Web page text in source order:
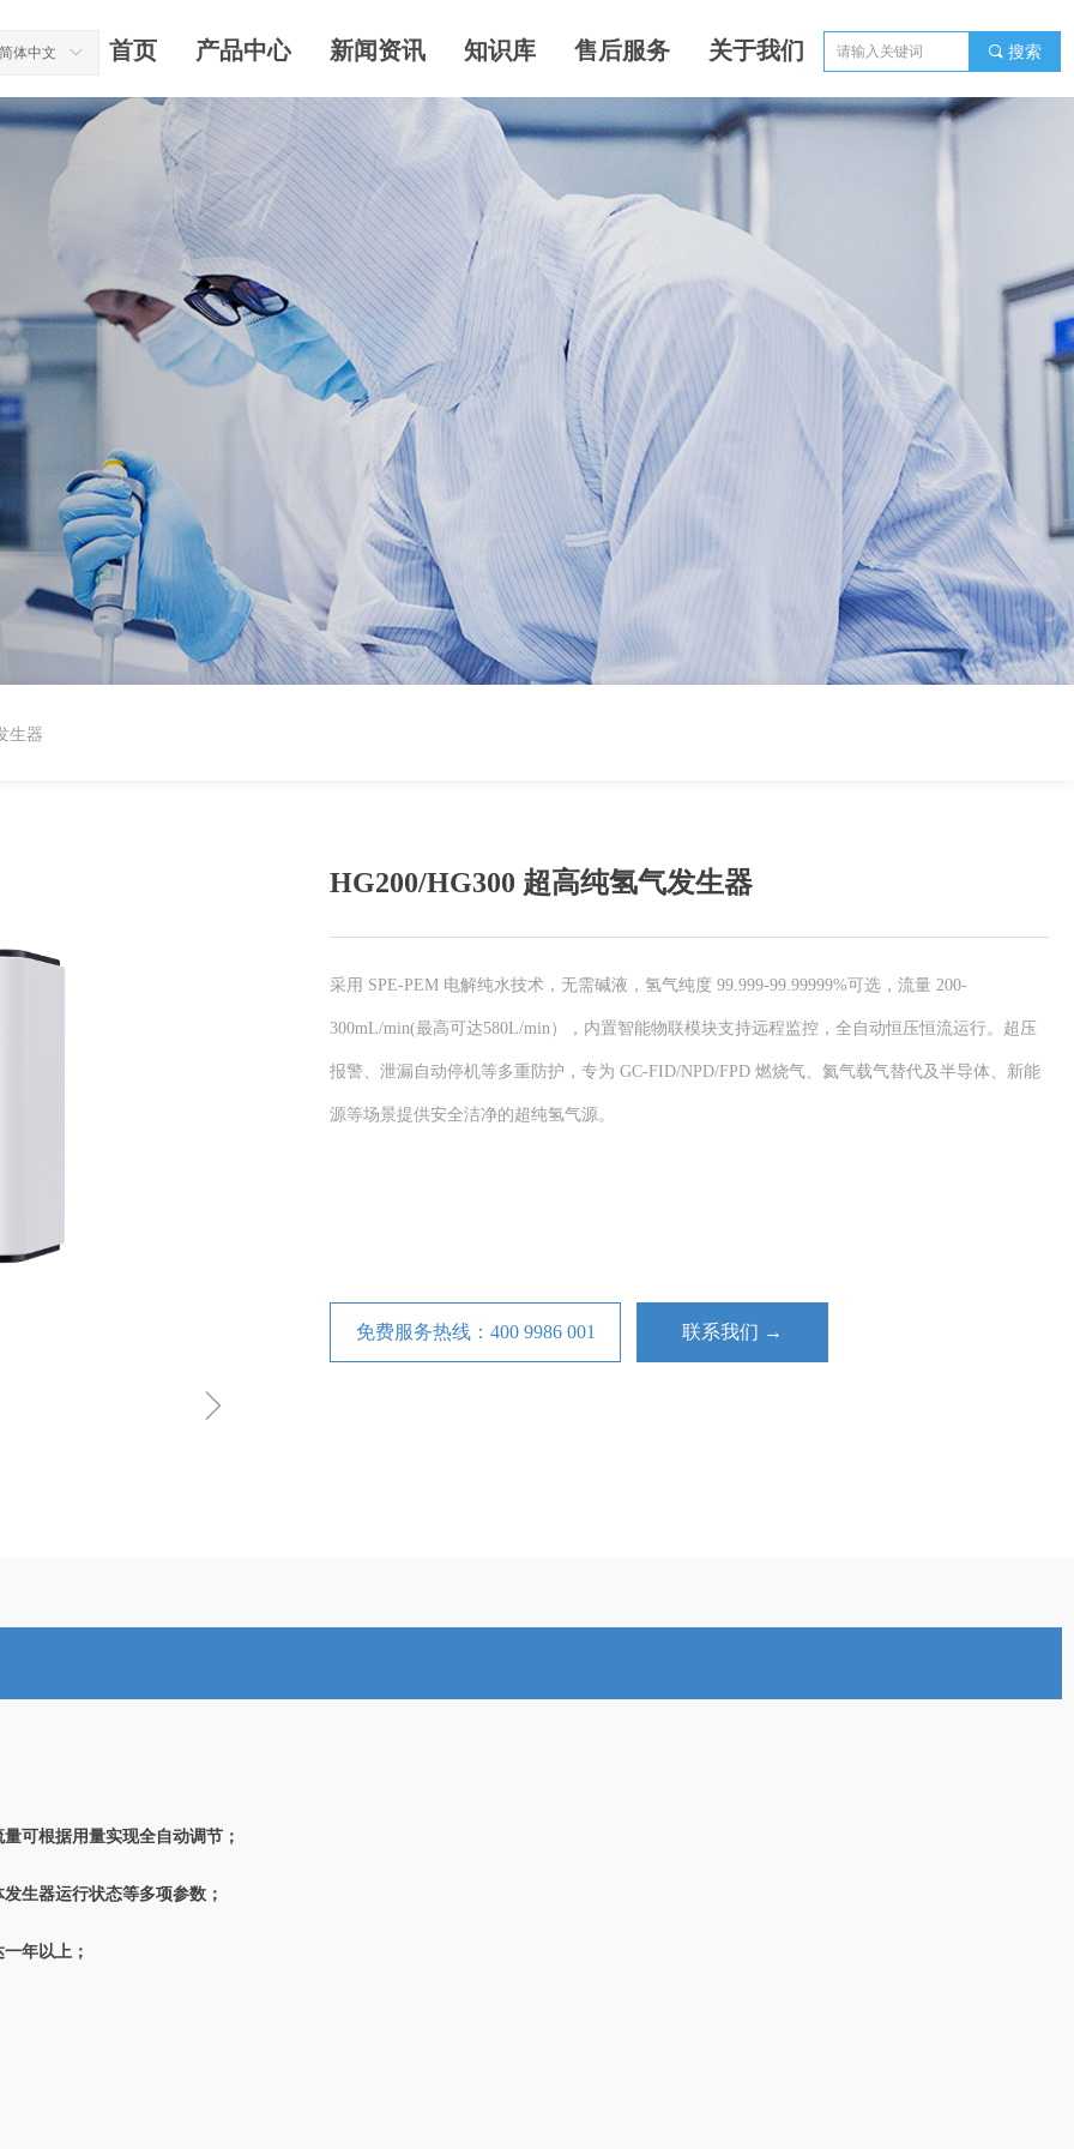
首页 产品中心 新闻资讯 知识库 售后服务 关于我们 끠 搜索
ꀅ
简体中文
ꁇ
HG200/HG300 超高纯氢气发生器
采用 SPE-PEM 电解纯水技术，无需碱液，氢气纯度 99.999-99.99999%可选，流量 200-
300mL/min(最高可达580L/min），内置智能物联模块支持远程监控，全自动恒压恒流运行。超压
报警、泄漏自动停机等多重防护，专为 GC-FID/NPD/FPD 燃烧气、氦气载气替代及半导体、新能
源等场景提供安全洁净的超纯氢气源。
可根据用量实现全自动调节；
生器运行状态等多项参数；
年以上；
生器
免费服务热线：400 9986 001 联系我们 →